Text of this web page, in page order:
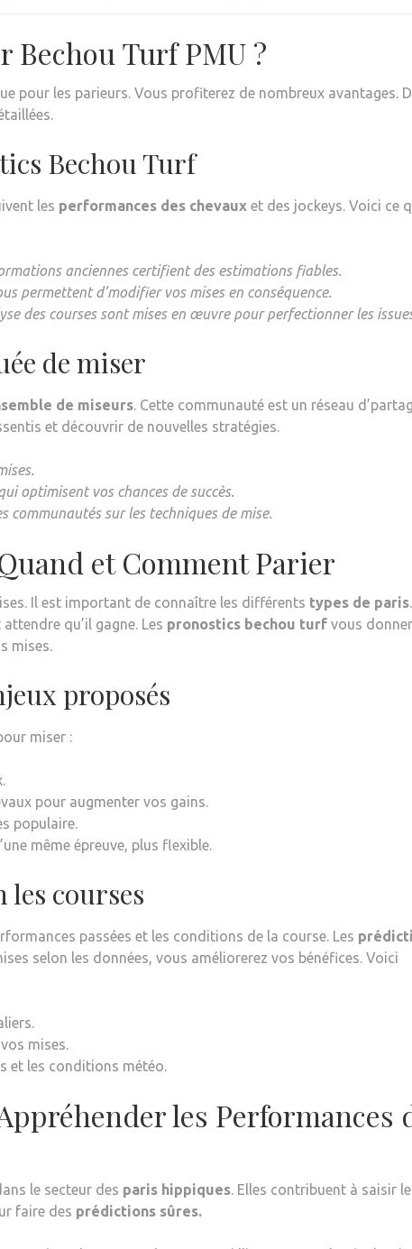
Bechou Turf PMU ?
pour les parieurs. Vous profiterez de nombreux avantages.
Bechou Turf
les performances des chevaux et des jockeys. Voici ce
anciennes certifient des estimations fiables.
permettent d’modifier vos mises en conséquence.
des courses sont mises en œuvre pour perfectionner les
de miser
de miseurs. Cette communauté est un réseau
et découvrir de nouvelles stratégies.
optimisent vos chances de succès.
communautés sur les techniques de mise.
et Comment Parier
Il est important de connaître les différents types de paris
qu’il gagne. Les pronostics bechou turf vous
mises.
proposés
miser :
pour augmenter vos gains.
populaire.
même épreuve, plus flexible.
les courses
passées et les conditions de la course. Les
selon les données, vous améliorerez vos bénéfices. Voici
mises.
et les conditions météo.
les Performances
le secteur des paris hippiques. Elles contribuent à saisir
faire des prédictions sûres.